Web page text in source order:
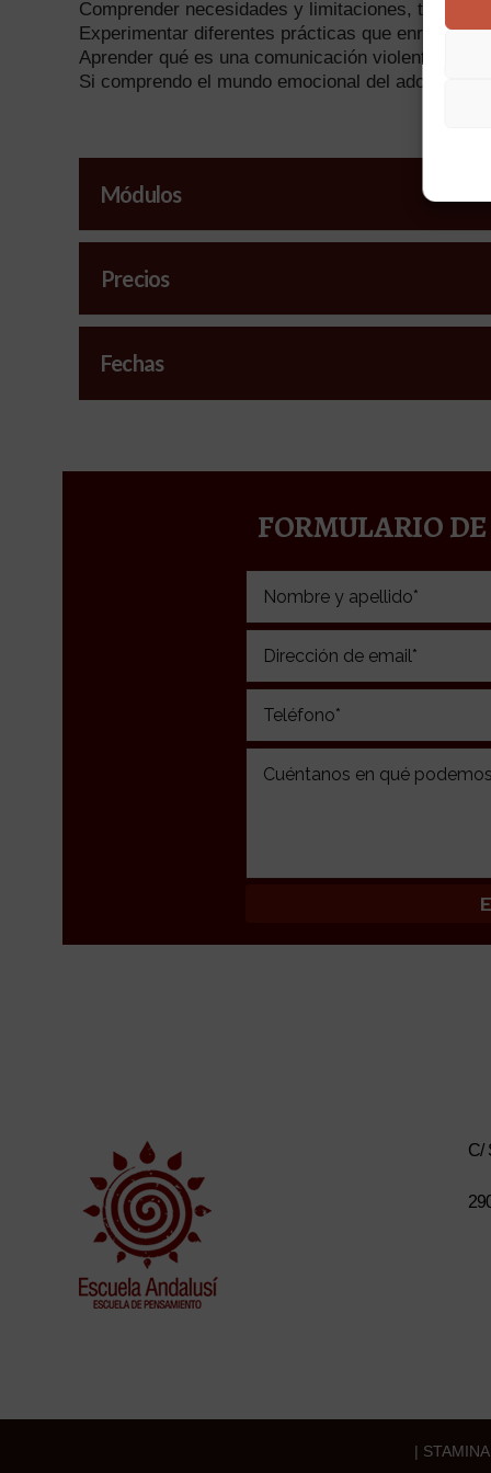
Comprender necesidades y limitaciones, tanto
Experimentar diferentes prácticas que
Aprender qué es una comunicación violenta, y
Si comprendo el mundo emocional del
Módulos
Precios
Fechas
FORMULARIO
C/
|